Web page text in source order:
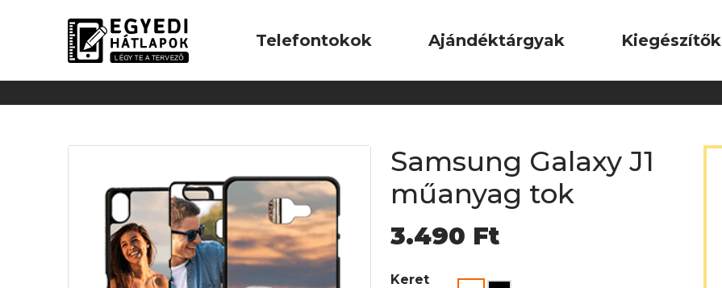
Telefontokok Ajándéktárgyak Kiegészítők
Samsung Galaxy J1
műanyag tok
3.490 Ft
Keret